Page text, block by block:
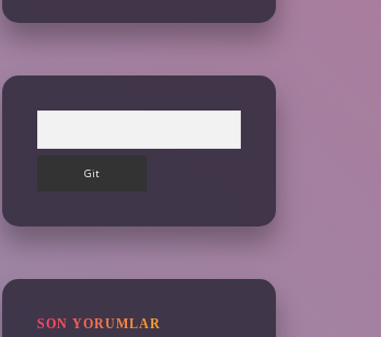
SON YORUMLAR